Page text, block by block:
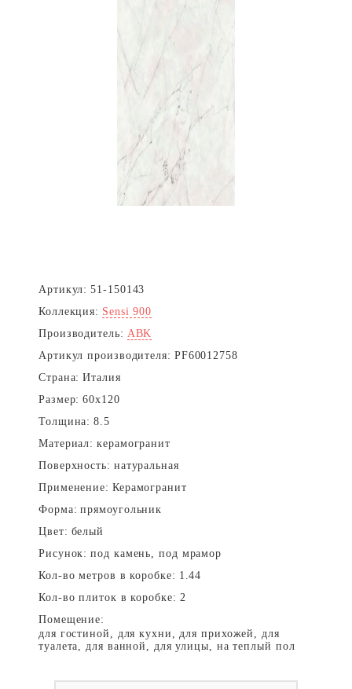
Артикул: 51-150143
Коллекция: Sensi 900
Производитель: ABK
Артикул производителя: PF60012758
Страна: Италия
Размер: 60x120
Толщина: 8.5
Материал: керамогранит
Поверхность: натуральная
Применение: Керамогранит
Форма: прямоугольник
Цвет: белый
Рисунок: под камень, под мрамор
Кол-во метров в коробке: 1.44
Кол-во плиток в коробке: 2
Помещение:
для гостиной, для кухни, для прихожей, для
туалета, для ванной, для улицы, на теплый пол